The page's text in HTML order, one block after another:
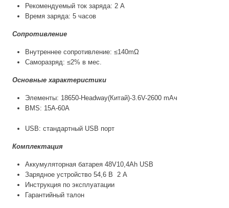
Рекомендуемый ток заряда: 2 А
Время заряда: 5 часов
Сопротивление
Внутреннее сопротивление: ≤140mΩ
Саморазряд: ≤2% в мес.
Основные характеристики
Элементы: 18650-Headway(Китай)-3.6V-2600 mAч
BMS: 15A-60А
USB: стандартный USB порт
Комплектация
Аккумуляторная батарея 48V10,4Ah USB
Зарядное устройство 54,6 В 2 А
Инструкция по эксплуатации
Гарантийный талон